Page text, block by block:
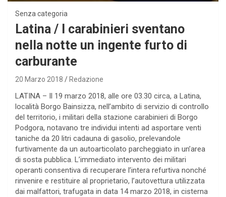
Senza categoria
Latina / I carabinieri sventano
nella notte un ingente furto di
carburante
20 Marzo 2018 Redazione
LATINA – Il 19 marzo 2018, alle ore 03.30 circa, a Latina,
località Borgo Bainsizza, nell’ambito di servizio di controllo
del territorio, i militari della stazione carabinieri di Borgo
Podgora, notavano tre individui intenti ad asportare venti
taniche da 20 litri cadauna di gasolio, prelevandole
furtivamente da un autoarticolato parcheggiato in un’area
di sosta pubblica. L’immediato intervento dei militari
operanti consentiva di recuperare l’intera refurtiva nonché
rinvenire e restituire al proprietario, l’autovettura utilizzata
dai malfattori, trafugata in data 14 marzo 2018, in cisterna